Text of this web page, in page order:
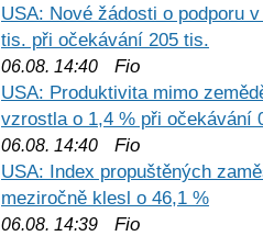
USA: Nové žádosti o podporu
tis. při očekávání 205 tis.
06.08. 14:40 Fio
USA: Produktivita mimo
vzrostla o 1,4 % při očekávání
06.08. 14:40 Fio
USA: Index propuštěných
meziročně klesl o 46,1 %
06.08. 14:39 Fio